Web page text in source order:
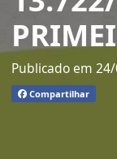
Publicado em
Compartilhar